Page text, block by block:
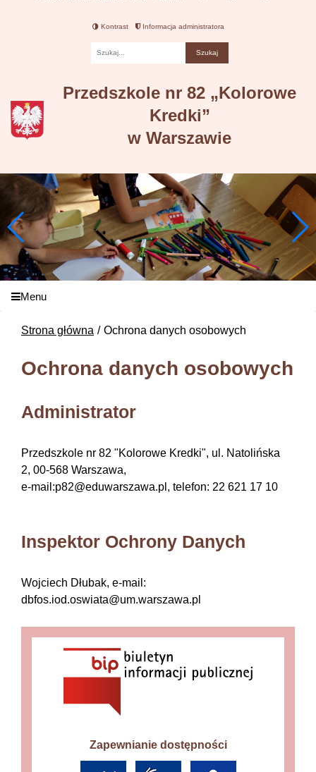
Kontrast Informacja administratora
Przedszkole nr 82 „Kolorowe
Kredki”
w Warszawie
Menu
Strona główna Ochrona danych osobowych
Ochrona danych osobowych
Administrator
Przedszkole nr 82 "Kolorowe Kredki", ul. Natolińska
2, 00-568 Warszawa,
e-mail:p82@eduwarszawa.pl, telefon: 22 621 17 10
Inspektor Ochrony Danych
Wojciech Dłubak, e-mail:
dbfos.iod.oswiata@um.warszawa.pl
Zapewnianie dostępności